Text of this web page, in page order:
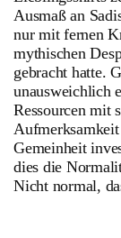
Ausmaß an
nur mit fernen
mythischen
gebracht hatte.
unausweichlich
Ressourcen mit
Gemeinheit
dies die
Nicht normal,